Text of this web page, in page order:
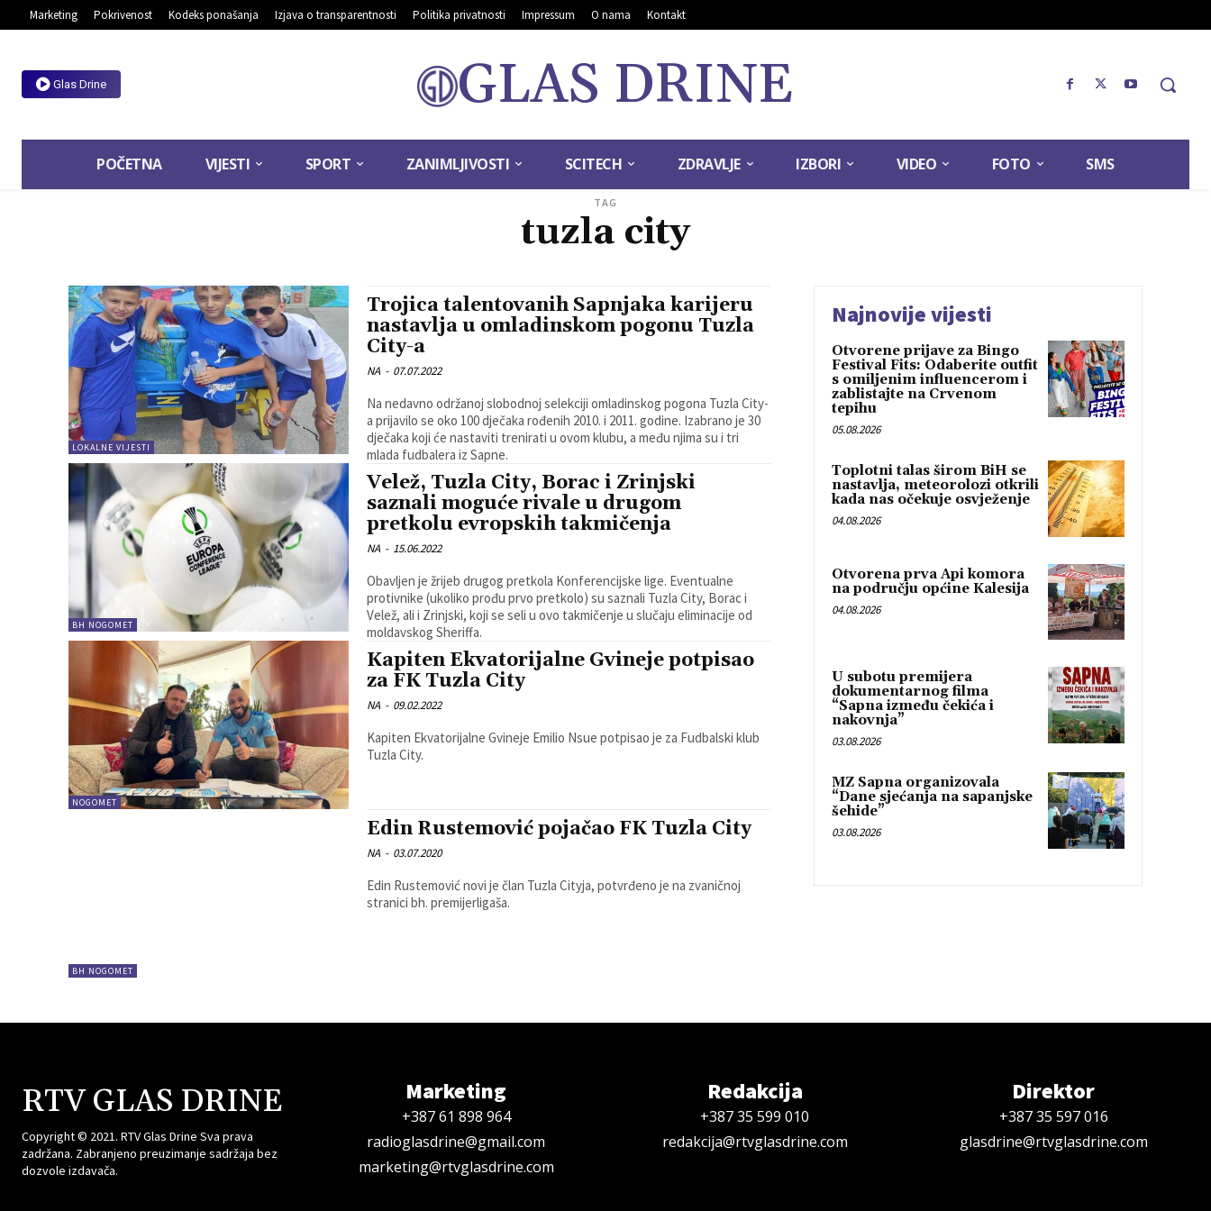
Marketing Pokrivenost Kodeks ponašanja Izjava o transparentnosti Politika privatnosti Impressum O nama Kontakt
Glas Drine GLAS DRINE
POČETNA VIJESTI SPORT ZANIMLJIVOSTI SCITECH ZDRAVLJE IZBORI VIDEO FOTO SMS
TAG
tuzla city
LOKALNE VIJESTI
Trojica talentovanih Sapnjaka karijeru
nastavlja u omladinskom pogonu Tuzla
City-a
NA - 07.07.2022
Na nedavno održanoj slobodnoj selekciji omladinskog pogona Tuzla City-
a prijavilo se oko 100 dječaka rođenih 2010. i 2011. godine. Izabrano je 30
dječaka koji će nastaviti trenirati u ovom klubu, a među njima su i tri
mlada fudbalera iz Sapne.
BH NOGOMET
Velež, Tuzla City, Borac i Zrinjski
saznali moguće rivale u drugom
pretkolu evropskih takmičenja
NA - 15.06.2022
Obavljen je žrijeb drugog pretkola Konferencijske lige. Eventualne
protivnike (ukoliko prođu prvo pretkolo) su saznali Tuzla City, Borac i
Velež, ali i Zrinjski, koji se seli u ovo takmičenje u slučaju eliminacije od
moldavskog Sheriffa.
NOGOMET
Kapiten Ekvatorijalne Gvineje potpisao
za FK Tuzla City
NA - 09.02.2022
Kapiten Ekvatorijalne Gvineje Emilio Nsue potpisao je za Fudbalski klub
Tuzla City.
BH NOGOMET
Edin Rustemović pojačao FK Tuzla City
NA - 03.07.2020
Edin Rustemović novi je član Tuzla Cityja, potvrđeno je na zvaničnoj
stranici bh. premijerligaša.
Najnovije vijesti
Otvorene prijave za Bingo
Festival Fits: Odaberite outfit
s omiljenim influencerom i
zablistajte na Crvenom
tepihu
05.08.2026
Toplotni talas širom BiH se
nastavlja, meteorolozi otkrili
kada nas očekuje osvježenje
04.08.2026
Otvorena prva Api komora
na području općine Kalesija
04.08.2026
U subotu premijera
dokumentarnog filma
“Sapna između čekića i
nakovnja”
03.08.2026
MZ Sapna organizovala
“Dane sjećanja na sapanjske
šehide”
03.08.2026
RTV GLAS DRINE
Copyright © 2021. RTV Glas Drine Sva prava
zadržana. Zabranjeno preuzimanje sadržaja bez
dozvole izdavača.
Marketing
+387 61 898 964
radioglasdrine@gmail.com
marketing@rtvglasdrine.com
Redakcija
+387 35 599 010
redakcija@rtvglasdrine.com
Direktor
+387 35 597 016
glasdrine@rtvglasdrine.com